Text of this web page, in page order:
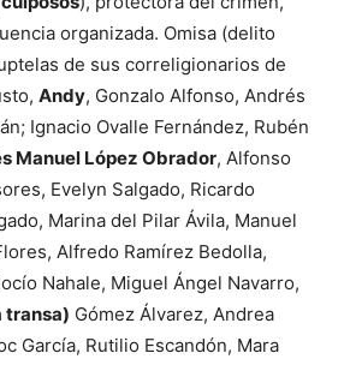
organizada. Omisa (delito
de sus correligionarios de
Andy, Gonzalo Alfonso, Andrés
Ignacio Ovalle Fernández, Rubén
Manuel López Obrador, Alfonso
Evelyn Salgado, Ricardo
Marina del Pilar Ávila, Manuel
Alfredo Ramírez Bedolla,
Nahale, Miguel Ángel Navarro,
transa) Gómez Álvarez, Andrea
García, Rutilio Escandón, Mara